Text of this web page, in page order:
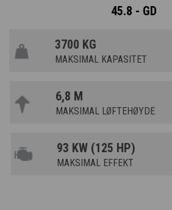
45.8 - GD
3700 KG
MAKSIMAL KAPASITET
6,8 M
MAKSIMAL LØFTEHØYDE
93 KW (125 HP)
MAKSIMAL EFFEKT